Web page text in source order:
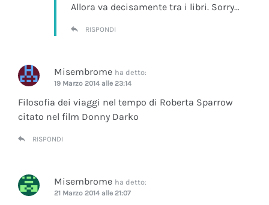
Allora va decisamente tra i libri. Sorry…
RISPONDI
Misembrome ha detto:
19 Marzo 2014 alle 23:14
Filosofia dei viaggi nel tempo di Roberta Sparrow
citato nel film Donny Darko
RISPONDI
Misembrome ha detto:
21 Marzo 2014 alle 21:07